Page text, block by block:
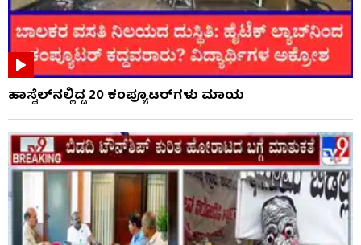
ಹಾಸ್ಟೆಲ್‌ನಲ್ಲಿದ್ದ 20 ಕಂಪ್ಯೂಟರ್‌ಗಳು ಮಾಯ